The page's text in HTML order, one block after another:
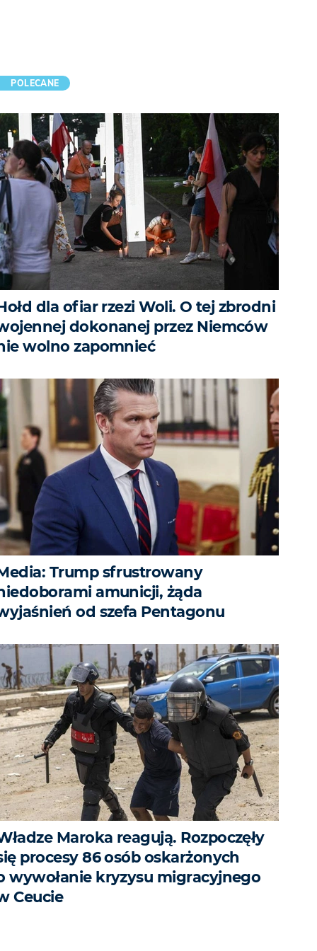
POLECANE
dla ofiar rzezi Woli. O tej zbrodni
dokonanej przez Niemców
wolno zapomnieć
Trump sfrustrowany
amunicji, żąda
od szefa Pentagonu
Maroka reagują. Rozpoczęły
procesy 86 osób oskarżonych
wywołanie kryzysu migracyjnego
Ceucie